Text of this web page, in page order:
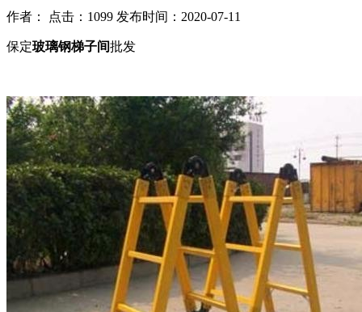
作者： 点击：1099 发布时间：2020-07-11
保定玻璃钢梯子间批发